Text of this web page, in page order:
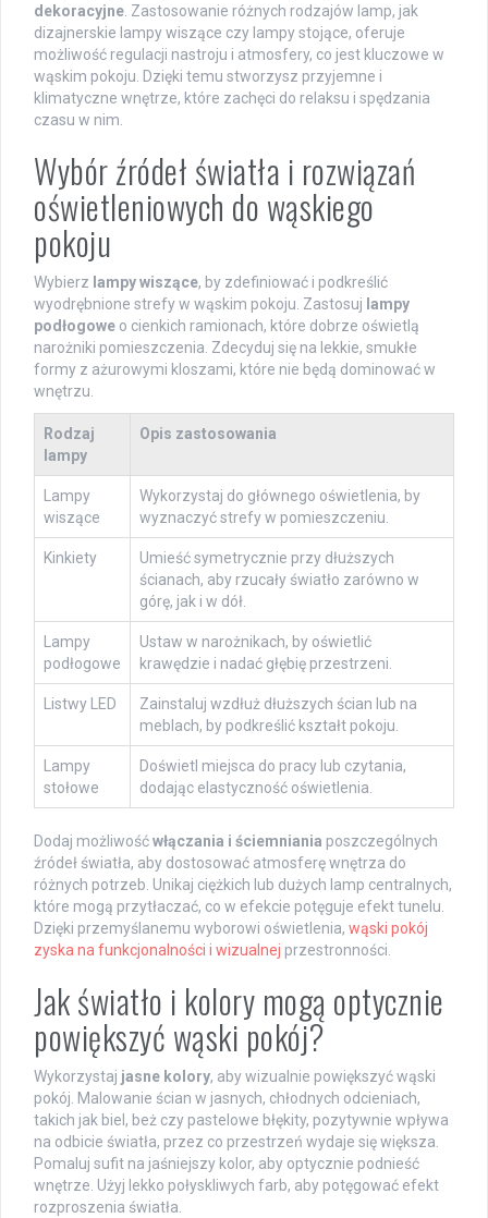
dekoracyjne . Zastosowanie różnych rodzajów lamp, jak
dizajnerskie lampy wiszące czy lampy stojące, oferuje
możliwość regulacji nastroju i atmosfery, co jest kluczowe w
wąskim pokoju. Dzięki temu stworzysz przyjemne i
klimatyczne wnętrze, które zachęci do relaksu i spędzania
czasu w nim.
Wybór źródeł światła i rozwiązań
oświetleniowych do wąskiego
pokoju
Wybierz lampy wiszące, by zdefiniować i podkreślić
wyodrębnione strefy w wąskim pokoju. Zastosuj lampy
podłogowe o cienkich ramionach, które dobrze oświetlą
narożniki pomieszczenia. Zdecyduj się na lekkie, smukłe
formy z ażurowymi kloszami, które nie będą dominować w
wnętrzu.
Rodzaj
lampy
Opis zastosowania
Lampy
wiszące
Wykorzystaj do głównego oświetlenia, by
wyznaczyć strefy w pomieszczeniu.
Kinkiety
Umieść symetrycznie przy dłuższych
ścianach, aby rzucały światło zarówno w
górę, jak i w dół.
Lampy
podłogowe
Ustaw w narożnikach, by oświetlić
krawędzie i nadać głębię przestrzeni.
Listwy LED
Zainstaluj wzdłuż dłuższych ścian lub na
meblach, by podkreślić kształt pokoju.
Lampy
stołowe
Doświetl miejsca do pracy lub czytania,
dodając elastyczność oświetlenia.
Dodaj możliwośćwłączania i ściemniania poszczególnych
źródeł światła, aby dostosować atmosferę wnętrza do
różnych potrzeb. Unikaj ciężkich lub dużych lamp centralnych,
które mogą przytłaczać, co w efekcie potęguje efekt tunelu.
Dzięki przemyślanemu wyborowi oświetlenia, wąski pokój
zyska na funkcjonalności i wizualnej przestronności.
Jak światło i kolory mogą optycznie
powiększyć wąski pokój?
Wykorzystaj jasne kolory, aby wizualnie powiększyć wąski
pokój. Malowanie ścian w jasnych, chłodnych odcieniach,
takich jak biel, beż czy pastelowe błękity, pozytywnie wpływa
na odbicie światła, przez co przestrzeń wydaje się większa.
Pomaluj sufit na jaśniejszy kolor, aby optycznie podnieść
wnętrze. Użyj lekko połyskliwych farb, aby potęgować efekt
rozproszenia światła.